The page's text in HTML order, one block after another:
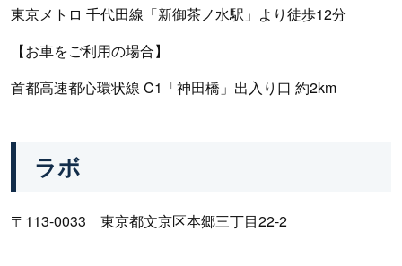
東京メトロ 千代田線「新御茶ノ水駅」より徒歩12分
【お車をご利用の場合】
首都高速都心環状線 C1「神田橋」出入り口 約2km
ラボ
〒113-0033 東京都文京区本郷三丁目22-2